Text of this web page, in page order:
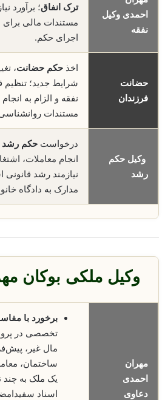
احمدی وکیل
نفقه
ترک انفاق؛ برآورد
مستندات مالی برای
اجرای حکم.
حضانت
فرزندان
اخذ حکم حضانت،
شرایط جدید؛ تنظیم
نفقه و الزام به
مستندات
وکیل حکم
رشد
درخواست حکم رشد
انجام معاملات،
نیازمند رشد قانونی
مدارک به دادگاه
وکیل ملکی بوکان
مهران
احمدی
دعاوی
برخورد با
تخصصی در
مال غیر،
ساختمان،
یک ملک به چند
اسناد